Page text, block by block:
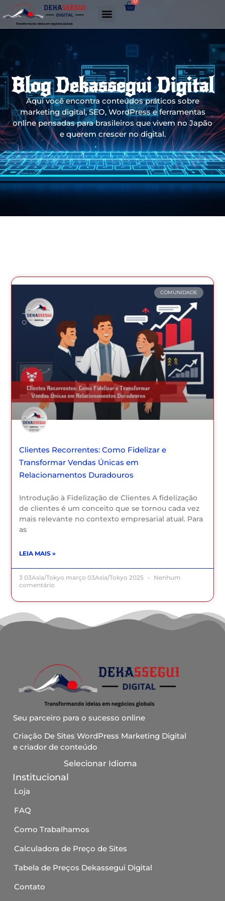
Blog Dekassegui Digital
Aqui você encontra conteúdos práticos sobre
marketing digital, SEO, WordPress e ferramentas
online pensadas para brasileiros que vivem no Japão
e querem crescer no digital.
COMUNIDADE
Clientes Recorrentes: Como Fidelizar e
Transformar Vendas Únicas em
Relacionamentos Duradouros
Introdução à Fidelização de Clientes A fidelização
de clientes é um conceito que se tornou cada vez
mais relevante no contexto empresarial atual. Para
as
LEIA MAIS »
3 03Asia/Tokyo março 03Asia/Tokyo 2025
Nenhum
comentário
Seu parceiro para o sucesso online
Criação De Sites WordPress Marketing Digital
e criador de conteúdo
Selecionar Idioma
Institucional
Loja
FAQ
Como Trabalhamos
Calculadora de Preço de Sites
Tabela de Preços Dekassegui Digital
Contato